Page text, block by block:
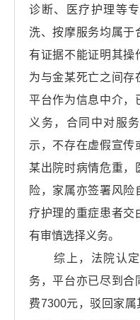
诊断、医疗护理等
洗、按摩服务均属于
有证据不能证明其操
为与金某死亡之间存
平台作为信息中介，
义务，合同中对服
示，不存在虚假宣传
某出院时病情危重，
险，家属亦签署风
疗护理的重症患者交
有审慎选择义务。
综上，法院认定
务，平台亦已尽到合
费7300元，驳回家